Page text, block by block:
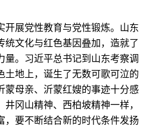
展党性教育与党性锻炼。山东
统文化与红色基因叠加，造就了
量。习近平总书记到山东考察调
土地上，诞生了无数可歌可泣的
蒙母亲、沂蒙红嫂的事迹十分感
冈山精神、西柏坡精神一样，
，要不断结合新的时代条件发扬